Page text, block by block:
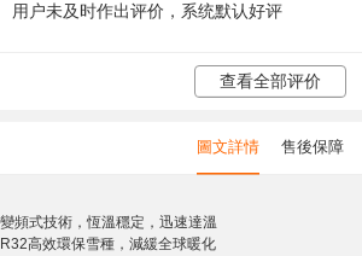
用户未及时作出评价，系统默认好评
查看全部评价
圖文詳情 售後保障
變頻式技術，恆溫穩定，迅速達溫
R32高效環保雪種，減緩全球暖化